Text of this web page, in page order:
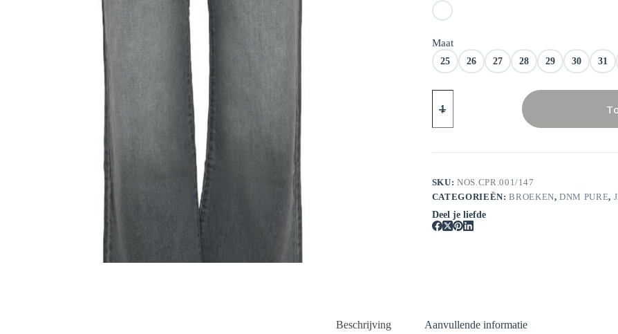
Maat
25 26 27 28 29 30 31
Pure
L32
SKU:NOS.CPR.001/147
CATEGORIEËN:BROEKEN,DNM PURE,
Deel je liefde
Beschrijving Aanvullende informatie